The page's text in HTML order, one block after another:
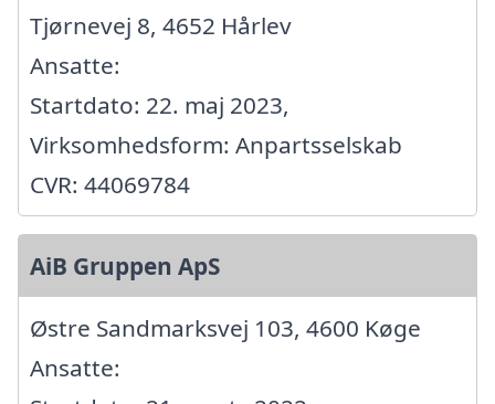
Tjørnevej 8, 4652 Hårlev
Ansatte:
Startdato: 22. maj 2023,
Virksomhedsform: Anpartsselskab
CVR: 44069784
AiB Gruppen ApS
Østre Sandmarksvej 103, 4600 Køge
Ansatte: